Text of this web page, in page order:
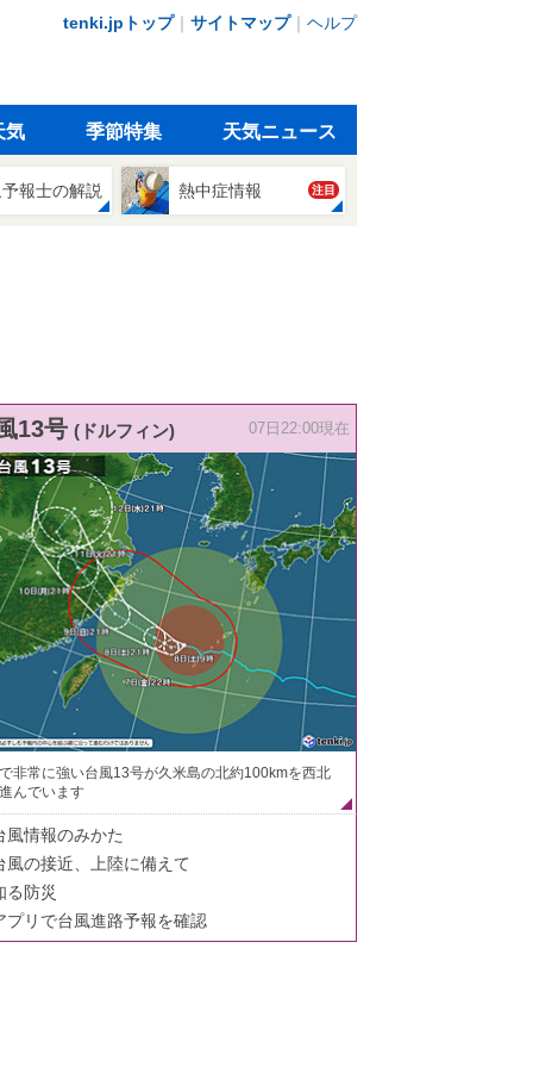
tenki.jpトップ｜ サイトマップ｜ ヘルプ
気 季節特集 天気ニュース
報士の解説 熱中症情報 注目
13号 (ドルフィン) 07日22:00現在
非常に強い台風13号が久米島の北約100kmを西北
んでいます
風情報のみかた
風の接近、上陸に備えて
る防災
プリで台風進路予報を確認